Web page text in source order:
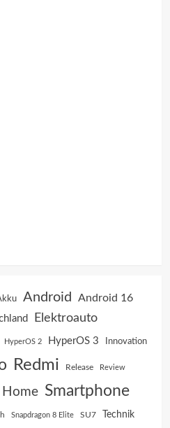
Android Android 16
Elektroauto
HyperOS 2 HyperOS 3 Innovation
Redmi Release Review
Home Smartphone
Snapdragon 8 Elite SU7 Technik